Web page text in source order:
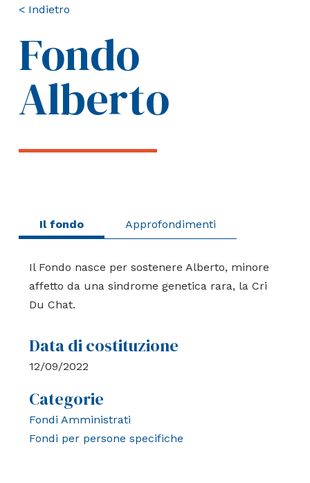
< Indietro
Fondo
Alberto
Il fondo Approfondimenti
Il Fondo nasce per sostenere Alberto, minore
affetto da una sindrome genetica rara, la Cri
Du Chat.
Data di costituzione
12/09/2022
Categorie
Fondi Amministrati
Fondi per persone specifiche